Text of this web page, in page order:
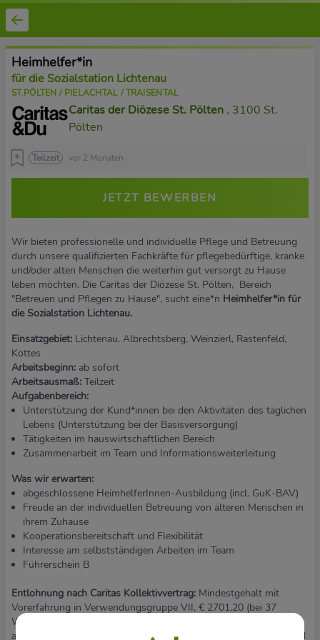
Heimhelfer*in
für die Sozialstation Lichtenau
ST.PÖLTEN / PIELACHTAL / TRAISENTAL
Caritas der Diözese St. Pölten , 3100 St.
Pölten
Teilzeit vor 2 Monaten
JETZT BEWERBEN
Wir bieten professionelle und individuelle Pflege und Betreuung
durch unsere qualifizierten Fachkräfte für pflegebedürftige, kranke
und/oder alten Menschen die weiterhin gut versorgt zu Hause
leben möchten. Die Caritas der Diözese St. Pölten, Bereich
"Betreuen und Pflegen zu Hause", sucht eine*n Heimhelfer*in für
die Sozialstation Lichtenau.
Einsatzgebiet: Lichtenau, Albrechtsberg, Weinzierl, Rastenfeld,
Kottes
Arbeitsbeginn: ab sofort
Arbeitsausmaß: Teilzeit
Aufgabenbereich:
Unterstützung der Kund*innen bei den Aktivitäten des täglichen
Lebens (Unterstützung bei der Basisversorgung)
Tätigkeiten im hauswirtschaftlichen Bereich
Zusammenarbeit im Team und Informationsweiterleitung
Was wir erwarten:
abgeschlossene HeimhelferInnen-Ausbildung (incl. GuK-BAV)
Freude an der individuellen Betreuung von älteren Menschen in
ihrem Zuhause
Kooperationsbereitschaft und Flexibilität
Interesse am selbstständigen Arbeiten im Team
Führerschein B
Entlohnung nach Caritas Kollektivvertrag: Mindestgehalt mit
Vorerfahrung in Verwendungsgruppe VII, € 2701,20 (bei 37
WoStd/).Einreihung in höhere Gehaltsstufen je nach
anrechenbaren Vordienstzeiten und Zulagen entsprechend KV und